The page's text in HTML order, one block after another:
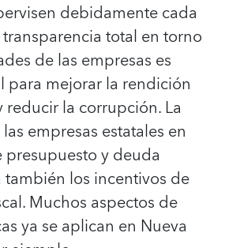
debidamente cada
total en torno
de las empresas es
para mejorar la rendición
reducir la corrupción. La
empresas estatales en
presupuesto y deuda
los incentivos de
Muchos aspectos de
ya se aplican en Nueva